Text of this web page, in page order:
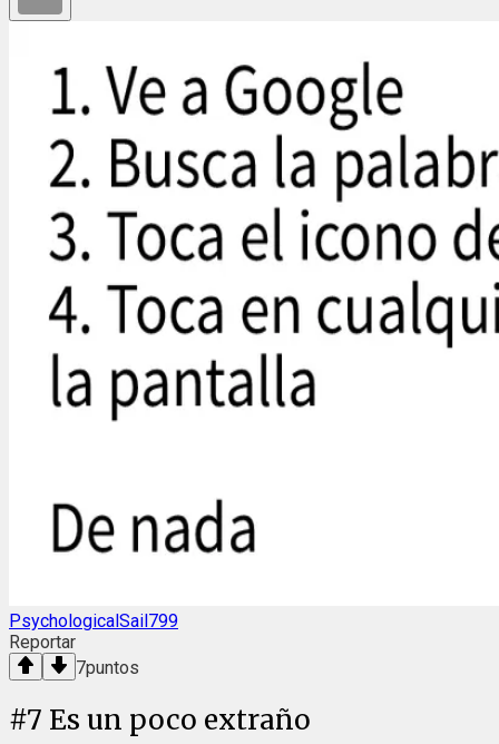
PsychologicalSail799
Reportar
7puntos
#7 Es un poco extraño